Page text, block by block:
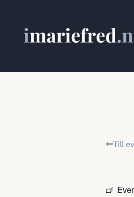
Till